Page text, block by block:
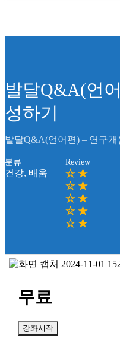
발달Q&A(언
성하기
발달Q&A(언어편) – 연구개
분류
건강, 배움
Review
무료
강좌시작